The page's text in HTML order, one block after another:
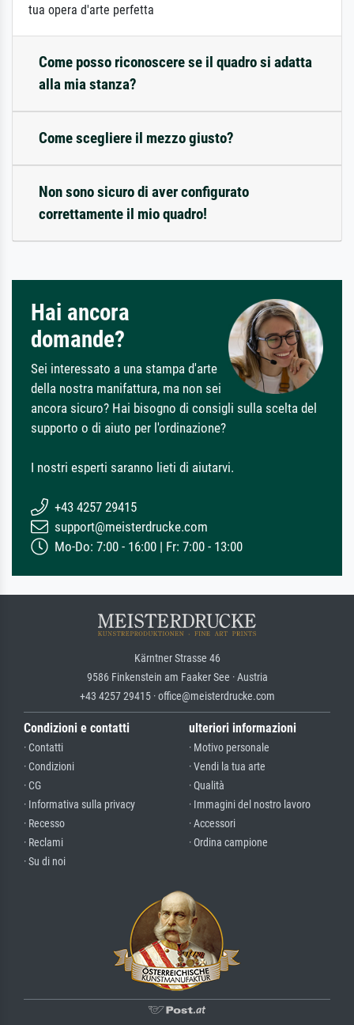
tua opera d'arte perfetta
Come posso riconoscere se il quadro si adatta
alla mia stanza?
Come scegliere il mezzo giusto?
Non sono sicuro di aver configurato
correttamente il mio quadro!
Hai ancora
domande?
Sei interessato a una stampa d'arte
della nostra manifattura, ma non sei
ancora sicuro? Hai bisogno di consigli sulla scelta del
supporto o di aiuto per l'ordinazione?
I nostri esperti saranno lieti di aiutarvi.
+43 4257 29415
support@meisterdrucke.com
Mo-Do: 7:00 - 16:00 | Fr: 7:00 - 13:00
Kärntner Strasse 46
9586 Finkenstein am Faaker See · Austria
+43 4257 29415 · office@meisterdrucke.com
Condizioni e contatti
· Contatti
· Condizioni
· CG
· Informativa sulla privacy
· Recesso
· Reclami
· Su di noi
ulteriori informazioni
· Motivo personale
· Vendi la tua arte
· Qualità
· Immagini del nostro lavoro
· Accessori
· Ordina campione